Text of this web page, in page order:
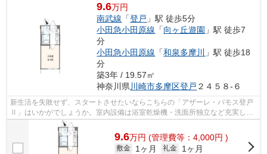
9.6万円
南武線 「登戸 」駅 徒歩5分
小田急小田原線 「向ヶ丘遊園 」駅 徒歩7
分
小田急小田原線 「和泉多摩川
」駅 徒歩18
分
築3年 / 19.57㎡
神奈川県 川崎市多摩区登戸 ２４５８-６
新生活を失敗せず、スタートさせたいならこちらの「アザーレ・バモス登戸
Ⅱ」はいかがでしょうか。室内設備は浴室乾燥機・洗面所独立など充実した
設備を備え付けています。共用部には宅...
9.6万円 (管理費等：4,000円 )
敷金 1ヶ月 礼金
1ヶ月